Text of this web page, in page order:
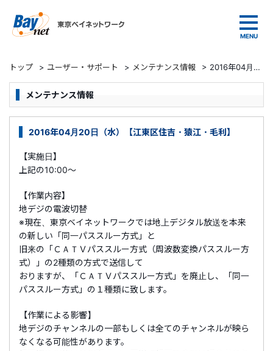
トップ > ユーザー・サポート > メンテナンス情報 > 2016年04月20日（水）【江東区住吉・猿江・毛利】
メンテナンス情報
2016年04月20日（水）【江東区住吉・猿江・毛利】
【実施日】
上記の10:00～
【作業内容】
地デジの電波切替
※現在、東京ベイネットワークでは地上デジタル放送を本来
の新しい「同一パススルー方式」と
旧来の「ＣＡＴＶパススルー方式（周波数変換パススルー方
式）」の2種類の方式で送信して
おりますが、「ＣＡＴＶパススルー方式」を廃止し、「同一
パススルー方式」の１種類に致します。
【作業による影響】
地デジのチャンネルの一部もしくは全てのチャンネルが映ら
なくなる可能性があります。